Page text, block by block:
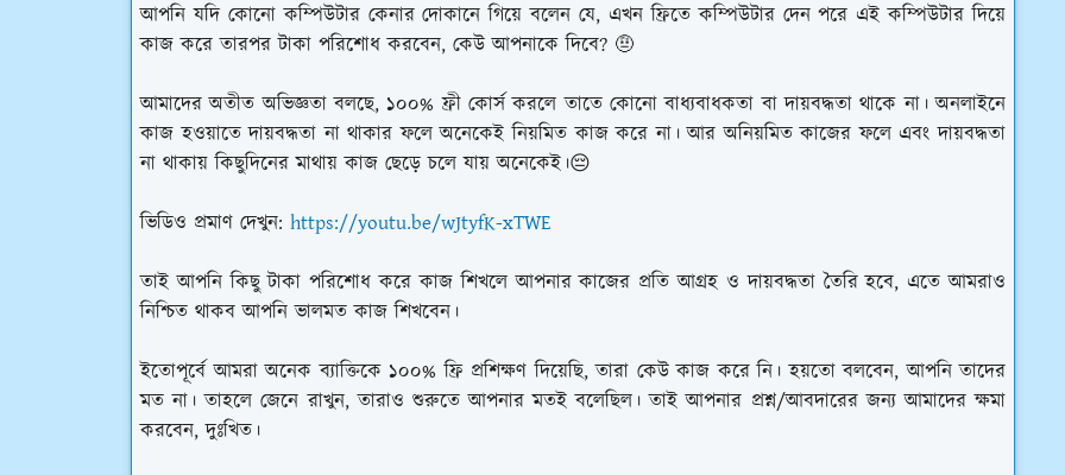
আপনি যদি কোনো কম্পিউটার কেনার দোকানে গিয়ে বলেন যে, এখন ফ্রিতে কম্পিউটার দেন পরে এই কম্পিউটার দিয়ে
কাজ করে তারপর টাকা পরিশোধ করবেন, কেউ আপনাকে দিবে? 🤨
আমাদের অতীত অভিজ্ঞতা বলছে, ১০০% ফ্রী কোর্স করলে তাতে কোনো বাধ্যবাধকতা বা দায়বদ্ধতা থাকে না। অনলাইনে
কাজ হওয়াতে দায়বদ্ধতা না থাকার ফলে অনেকেই নিয়মিত কাজ করে না। আর অনিয়মিত কাজের ফলে এবং দায়বদ্ধতা
না থাকায় কিছুদিনের মাথায় কাজ ছেড়ে চলে যায় অনেকেই।😔
ভিডিও প্রমাণ দেখুন: https://youtu.be/wJtyfK-xTWE
তাই আপনি কিছু টাকা পরিশোধ করে কাজ শিখলে আপনার কাজের প্রতি আগ্রহ ও দায়বদ্ধতা তৈরি হবে, এতে আমরাও
নিশ্চিত থাকব আপনি ভালমত কাজ শিখবেন।
ইতোপূর্বে আমরা অনেক ব্যাক্তিকে ১০০% ফ্রি প্রশিক্ষণ দিয়েছি, তারা কেউ কাজ করে নি। হয়তো বলবেন, আপনি তাদের
মত না। তাহলে জেনে রাখুন, তারাও শুরুতে আপনার মতই বলেছিল।তাই আপনার প্রশ্ন/আবদারের জন্য আমাদের ক্ষমা
করবেন, দুঃখিত।